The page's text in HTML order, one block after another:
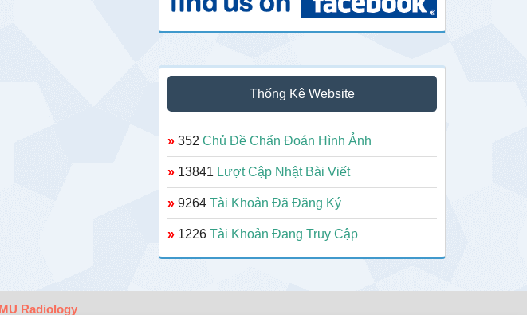
Thống Kê Website
» 352 Chủ Đề Chẩn Đoán Hình Ảnh
» 13841 Lượt Cập Nhật Bài Viết
» 9264 Tài Khoản Đã Đăng Ký
» 1226 Tài Khoản Đang Truy Cập
Radiology